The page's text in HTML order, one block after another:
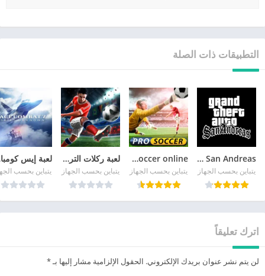
التطبيقات ذات الصلة
GTA San Andreas
يتباين بحسب الجهاز
pro soccer online مهكرة
يتباين بحسب الجهاز
لعبة ركلات الترجيح
يتباين بحسب الجهاز يتباين بحسب
اترك تعليقاً
لن يتم نشر عنوان بريدك الإلكتروني. الحقول الإلزامية مشار إليها بـ*